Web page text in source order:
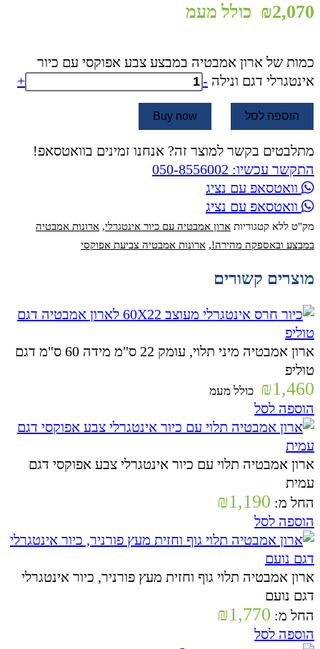
₪2,070 כולל מעמ
כמות של ארון אמבטיה במבצע צבע אפוקסי עם כיור
אינטגרלי דגם ונילה -
+
הוספה לסל Buy now
מתלבטים בקשר למוצר זה? אנחנו זמינים בוואטסאפ!
התקשר עכשיו: 050-8556002
וואטסאפ עם נציג
וואטסאפ עם נציג
מק"ט ללא קטגוריות ארון אמבטיה עם כיור אינטגרלי, ארונות אמבטיה
במבצע ובאספקה מהירה!, ארונות אמבטיה צביעת אפוקסי
מוצרים קשורים
ארון אמבטיה מיני תלוי, עומק 22 ס"מ מידה 60 ס"מ דגם
טוליפ
₪1,460 כולל מעמ
הוספה לסל
ארון אמבטיה תלוי עם כיור אינטגרלי צבע אפוקסי דגם
עמית
החל מ:
₪1,190
הוספה לסל
ארון אמבטיה תלוי גוף וחזית מעץ פורניר, כיור אינטגרלי
דגם נועם
החל מ:
₪1,770
הוספה לסל